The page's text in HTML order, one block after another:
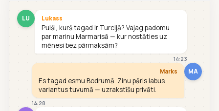
LU Lukass
Puiši, kurš tagad ir Turcijā? Vajag padomu
par marinu Marmarisā — kur nostāties uz
mēnesi bez pārmaksām?
14:23
MA
Marks
Es tagad esmu Bodrumā. Zinu pāris labus
variantus tuvumā — uzrakstīšu privāti.
14:28